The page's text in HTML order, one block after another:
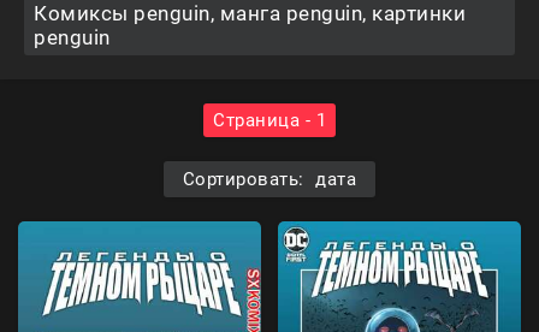
Комиксы penguin, манга penguin, картинки
penguin
Страница - 1
Сортировать: дата